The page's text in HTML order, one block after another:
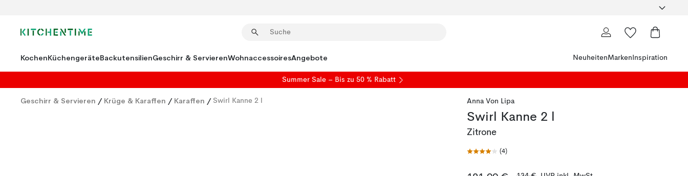
KochenKüchengeräteBackutensilienGeschirr & ServierenWohnaccessoiresAngebote NeuheitenMarken Inspiration
Summer Sale – Bis zu 50 % Rabatt
Geschirr & Servieren / Krüge & Karaffen / Karaffen / Swirl Kanne 2 l Anna Von Lipa
Swirl Kanne 2 l
Zitrone
(4)